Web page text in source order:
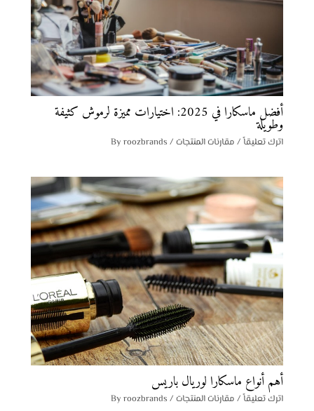
أفضل ماسكارا في 2025: اختيارات مميزة لرموش كثيفة
وطويلة
اترك تعليقاً/ مقارنات المنتجات / By
roozbrands
أهم أنواع ماسكارا لوريال باريس
اترك تعليقاً/ مقارنات المنتجات / By
roozbrands